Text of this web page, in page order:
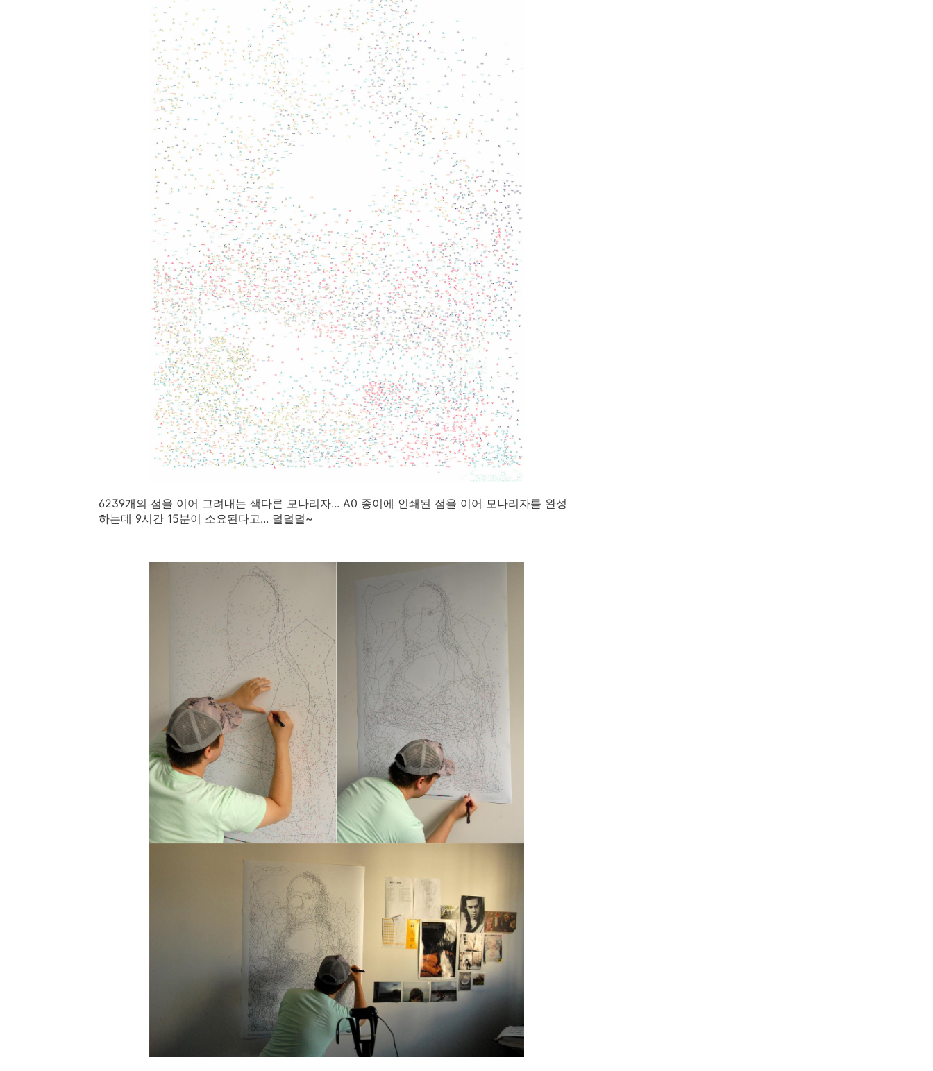
6239개의 점을 이어 그려내는 색다른 모나리자... A0 종이에 인쇄된 점을 이어 모나리자를 완성
하는데 9시간 15분이 소요된다고... 덜덜덜~